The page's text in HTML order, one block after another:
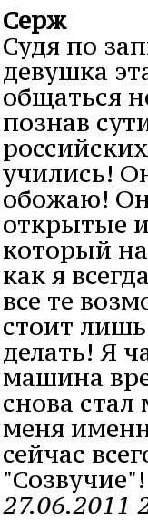
Серж
Судя по
девушка
общаться
познав
учились!
обожаю!
открытые
который
как я
все те
стоит
делать! Я
машина
снова
меня
сейчас
27.06.2011